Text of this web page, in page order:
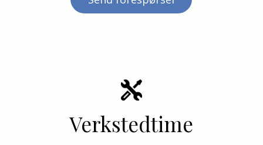
Verkstedtime